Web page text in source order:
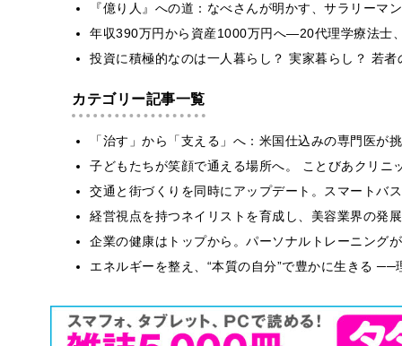
『億り人』への道：なべさんが明かす、サラリーマ
年収390万円から資産1000万円へ―20代理学療法士
投資に積極的なのは一人暮らし？ 実家暮らし？ 若
カテゴリー記事一覧
「治す」から「支える」へ：米国仕込みの専門医
子どもたちが笑顔で通える場所へ。 ことびあクリニ
交通と街づくりを同時にアップデート。スマートバ
経営視点を持つネイリストを育成し、美容業界の発
企業の健康はトップから。パーソナルトレーニング
エネルギーを整え、“本質の自分”で豊かに生きる ──